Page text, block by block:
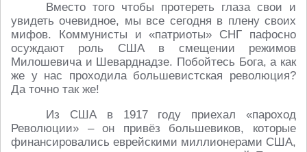
Вместо того чтобы протереть глаза свои и
увидеть очевидное, мы все сегодня в плену своих
мифов. Коммунисты и «патриоты» СНГ пафосно
осуждают роль США в смещении режимов
Милошевича и Шеварднадзе. Побойтесь Бога, а как
же у нас проходила большевистская революция?
Да точно так же!
Из США в 1917 году приехал «пароход
Революции» – он привёз большевиков, которые
финансировались еврейскими миллионерами США,